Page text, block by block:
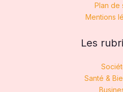
Plan de
Mentions
Les
Santé &